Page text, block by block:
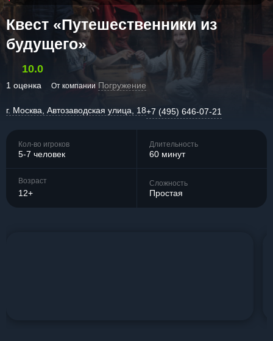
Квест «Путешественники из
будущего»
10.0
1 оценка От компании Погружение
г. Москва, Автозаводская улица, 18+7 (495) 646-07-21
Кол-во игроков
5-7 человек
Длительность
60 минут
Возраст
12+
Сложность
Простая